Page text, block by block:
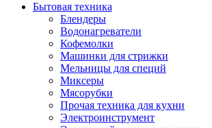
Бытовая техника
Блендеры
Водонагреватели
Кофемолки
Машинки для стрижки
Мельницы для специй
Миксеры
Мясорубки
Прочая техника для кухни
Электроинструмент